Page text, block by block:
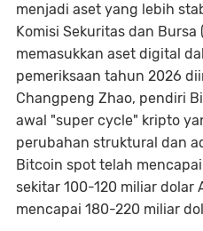
menjadi aset yang lebih
Komisi Sekuritas dan Bursa
memasukkan aset digital
pemeriksaan tahun 2026
Changpeng Zhao, pendiri
awal "super cycle" kripto
perubahan struktural dan
Bitcoin spot telah
sekitar 100-120 miliar dolar
mencapai 180-220 miliar